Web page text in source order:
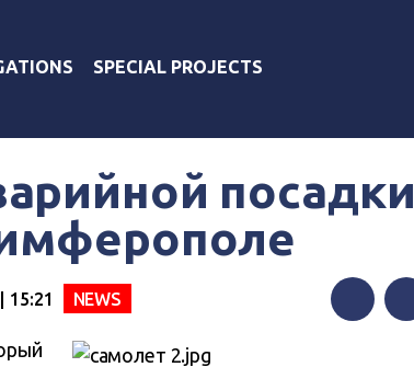
SPECIAL PROJECTS
посадки
15:21 NEWS